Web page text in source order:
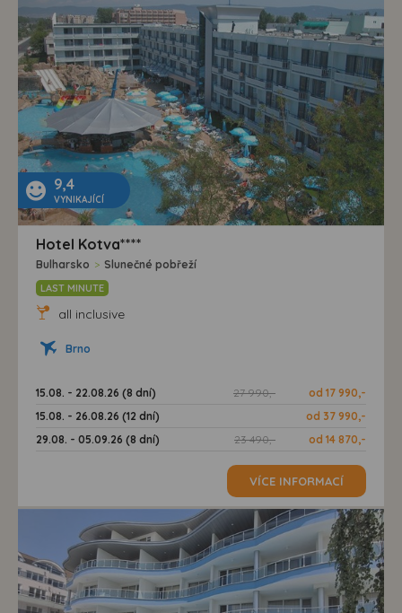
9,4
VYNIKAJÍCÍ
Hotel Kotva****
Bulharsko > Slunečné pobřeží
LAST MINUTE
all inclusive
Brno
15.08. - 22.08.26 (8 dní) 27 990,-
od 17 990,-
15.08. - 26.08.26 (12 dní)
od 37 990,-
29.08. - 05.09.26 (8 dní)
23 490,- od 14 870,-
VÍCE INFORMACÍ